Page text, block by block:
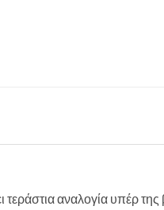
τεράστια αναλογία υπέρ